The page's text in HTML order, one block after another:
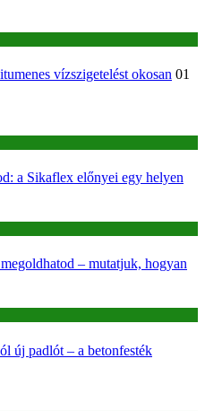
vízszigetelést okosan 01
a Sikaflex előnyei egy helyen
– mutatjuk, hogyan
új padlót – a betonfesték